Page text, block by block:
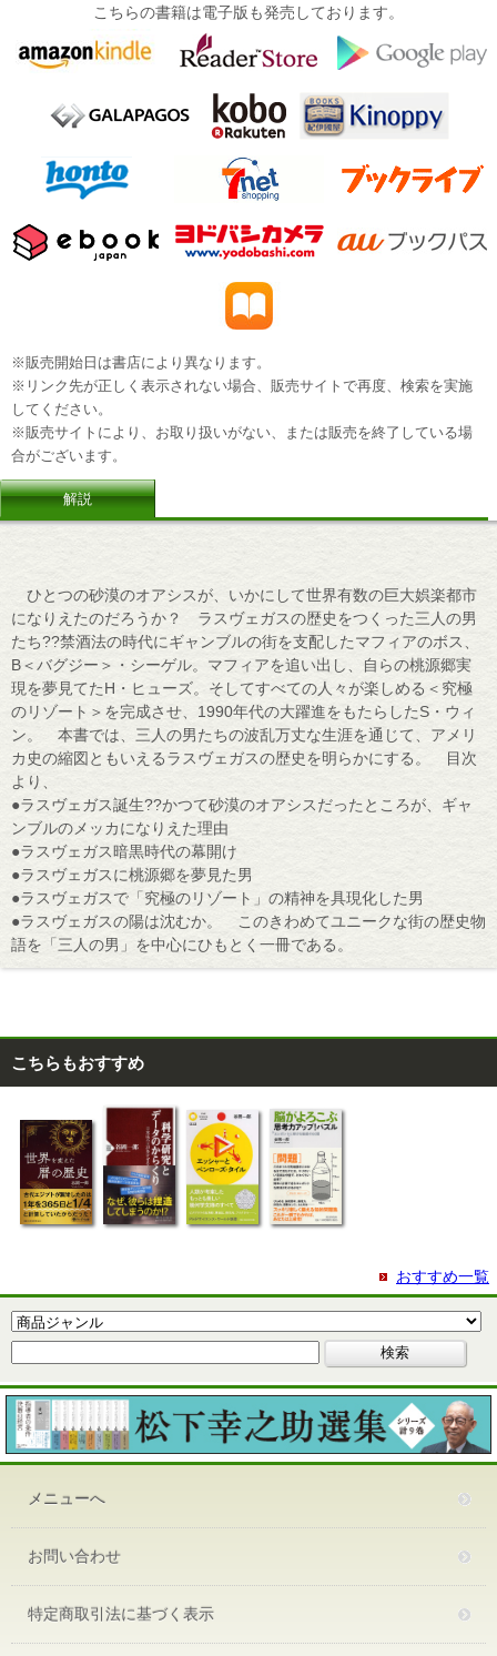
こちらの書籍は電子版も発売しております。
※販売開始日は書店により異なります。
※リンク先が正しく表示されない場合、販売サイトで再度、検索を実施
してください。
※販売サイトにより、お取り扱いがない、または販売を終了している場
合がございます。
解説
ひとつの砂漠のオアシスが、いかにして世界有数の巨大娯楽都市
になりえたのだろうか？ ラスヴェガスの歴史をつくった三人の男
たち??禁酒法の時代にギャンブルの街を支配したマフィアのボス、
B＜バグジー＞・シーゲル。マフィアを追い出し、自らの桃源郷実
現を夢見てたH・ヒューズ。そしてすべての人々が楽しめる＜究極
のリゾート＞を完成させ、1990年代の大躍進をもたらしたS・ウィ
ン。 本書では、三人の男たちの波乱万丈な生涯を通じて、アメリ
カ史の縮図ともいえるラスヴェガスの歴史を明らかにする。 目次
より、
●ラスヴェガス誕生??かつて砂漠のオアシスだったところが、ギャ
ンブルのメッカになりえた理由
●ラスヴェガス暗黒時代の幕開け
●ラスヴェガスに桃源郷を夢見た男
●ラスヴェガスで「究極のリゾート」の精神を具現化した男
●ラスヴェガスの陽は沈むか。 このきわめてユニークな街の歴史物
語を「三人の男」を中心にひもとく一冊である。
こちらもおすすめ
おすすめ一覧
メニューへ
お問い合わせ
特定商取引法に基づく表示